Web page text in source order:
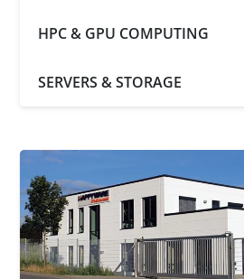
HPC & GPU COMPUTING
SERVERS & STORAGE